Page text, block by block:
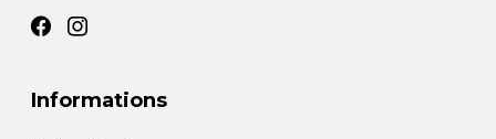
Informations